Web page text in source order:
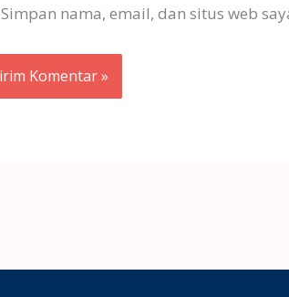
Simpan nama, email, dan situs web